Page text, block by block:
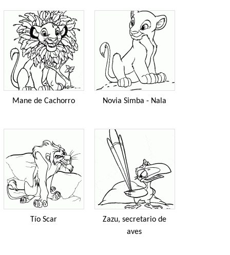
Mane de Cachorro Novia Simba - Nala
Tío Scar
Zazu, secretario de
aves